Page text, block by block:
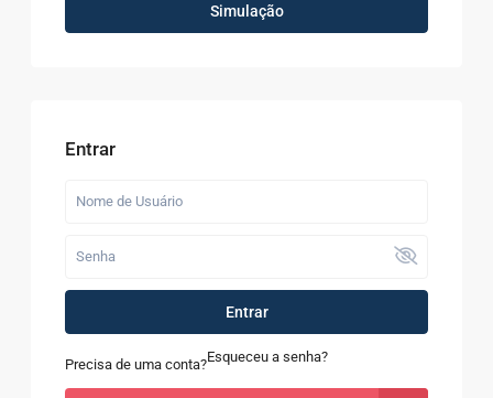
Simulação
Entrar
Entrar
Precisa de uma conta?Esqueceu a senha?